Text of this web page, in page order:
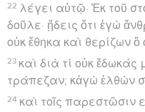
22 λέγει αὐτῷ· Ἐκ τοῦ
δοῦλε· ᾔδεις ὅτι ἐγὼ
οὐκ ἔθηκα καὶ θερίζων ὃ
23 καὶ διὰ τί οὐκ ἔδωκάς
τράπεζαν; κἀγὼ ἐλθὼν
24 καὶ τοῖς παρεστῶσιν